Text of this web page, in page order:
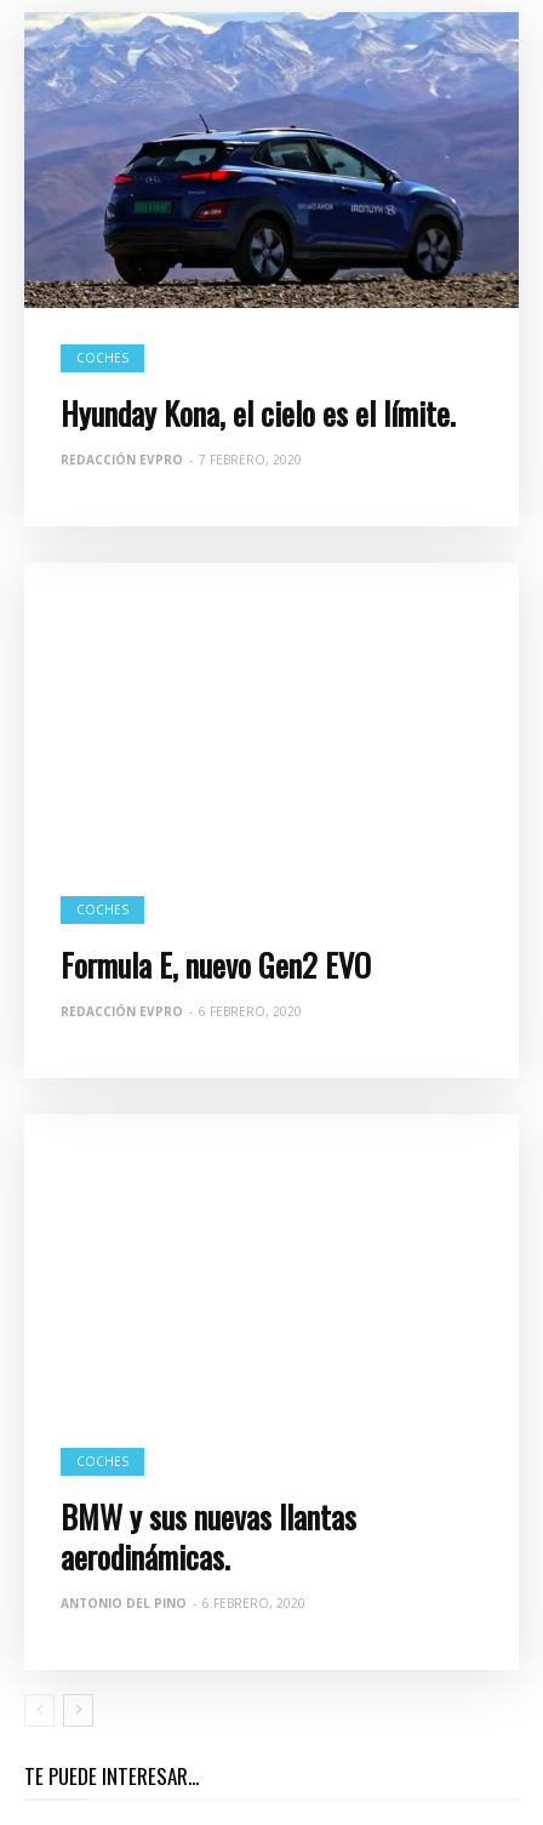
COCHES
Hyunday Kona, el cielo es el límite.
REDACCIÓN EVPRO - 7 FEBRERO, 2020
COCHES
Formula E, nuevo Gen2 EVO
REDACCIÓN EVPRO - 6 FEBRERO, 2020
COCHES
BMW y sus nuevas llantas
aerodinámicas.
ANTONIO DEL PINO - 6 FEBRERO, 2020
TE PUEDE INTERESAR...